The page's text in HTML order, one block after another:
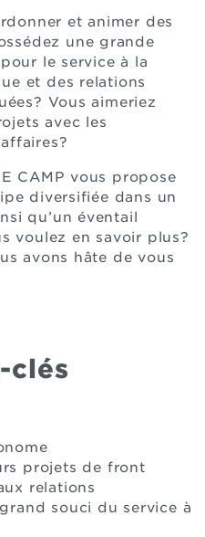
et animer des
une grande
le service à la
et des relations
Vous aimeriez
avec les
CAMP vous propose
diversifiée dans un
qu’un éventail
voulez en savoir plus?
avons hâte de vous
clés
projets de front
relations
souci du service à